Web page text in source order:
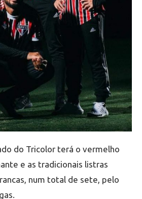
do Tricolor terá o vermelho
e as tradicionais listras
num total de sete, pelo